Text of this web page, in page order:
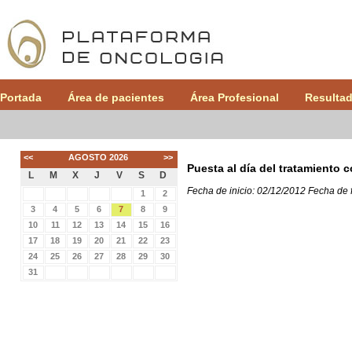
Portada Área de pacientes Área Profesional
<< AGOSTO 2026 >>
L M X J V S D
1
2
3
4 5 6 7 8
9
10
11 12 13 14 15
16
17
18 19 20 21 22
23
24
25 26 27 28 29
30
31
Puesta al día del tratamiento
Fecha de inicio: 02/12/2012 Fecha de